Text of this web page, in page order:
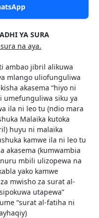
YA SURA
na aya.
ambao jibril alikuwa
mlango uliofunguliwa
akasema “hiyo ni
umefunguliwa siku ya
ila ni leo tu (ndio mara
Malaika kutoka
huyu ni malaika
kamwe ila ni leo tu
akasema (kumwambia
mbili ulizopewa na
yako kamwe
mwisho za surat al-
utapewa”
“surat al-fatiha ni